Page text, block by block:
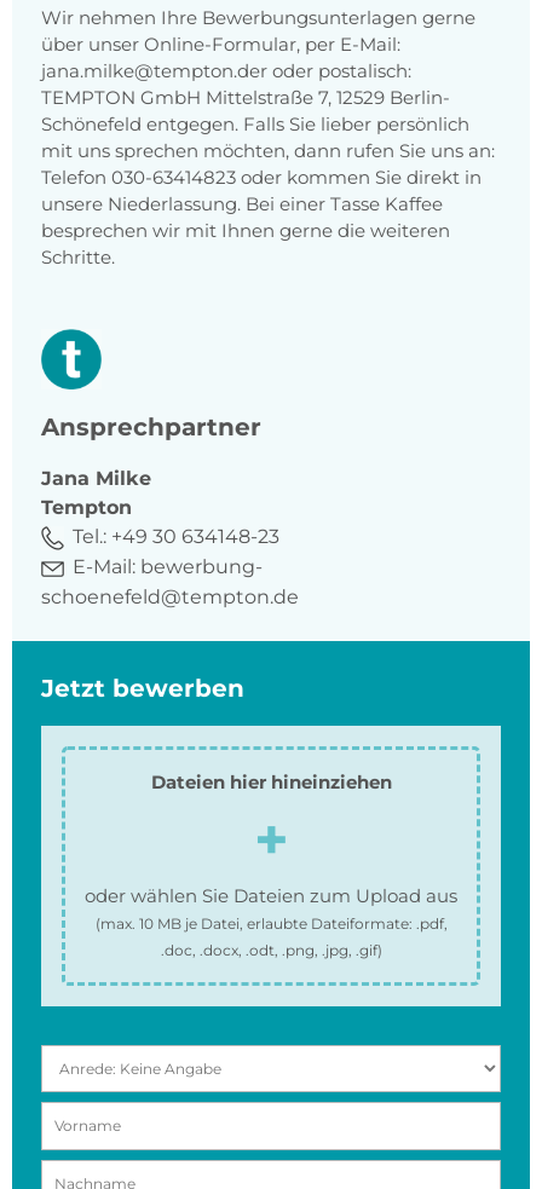
Wir nehmen Ihre Bewerbungsunterlagen gerne
über unser Online-Formular, per E-Mail:
jana.milke@tempton.der oder postalisch:
TEMPTON GmbH Mittelstraße 7, 12529 Berlin-
Schönefeld entgegen. Falls Sie lieber persönlich
mit uns sprechen möchten, dann rufen Sie uns an:
Telefon 030-63414823 oder kommen Sie direkt in
unsere Niederlassung. Bei einer Tasse Kaffee
besprechen wir mit Ihnen gerne die weiteren
Schritte.
Ansprechpartner
Jana Milke
Tempton
Tel.: +49 30 634148-23
E-Mail: bewerbung-
schoenefeld@tempton.de
Jetzt bewerben
Dateien hier hineinziehen
oder wählen Sie Dateien zum Upload aus
(max. 10 MBje Datei, erlaubte Dateiformate: .pdf,
.doc, .docx, .odt, .png, .jpg, .gif)